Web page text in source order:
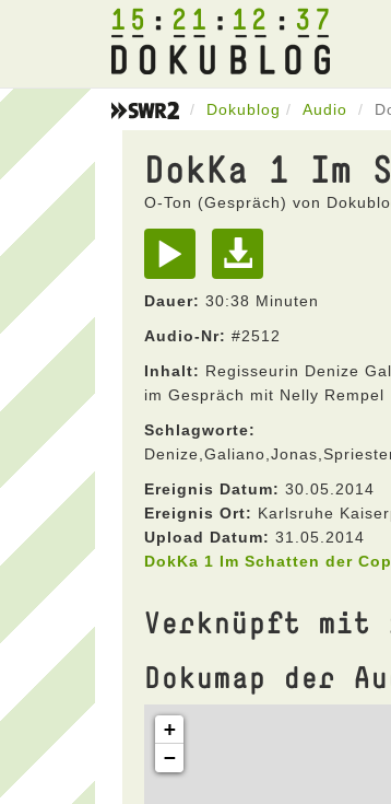
15 21 12 37
Dokublog Audio
DokKa 1 Im
O-Ton (Gespräch) von
Dauer: 30:38 Minuten
Audio-Nr: #2512
Inhalt: Regisseurin Denize
im Gespräch mit Nelly Rempel
Schlagworte:
Ereignis Datum: 30.05.2014
Ereignis Ort: Karlsruhe
Upload Datum: 31.05.2014
DokKa 1 Im Schatten der
Verknüpft mit
Dokumap der